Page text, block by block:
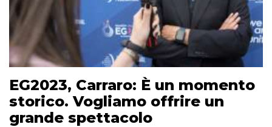
EG2023, Carraro: È un momento
storico. Vogliamo offrire un
grande spettacolo